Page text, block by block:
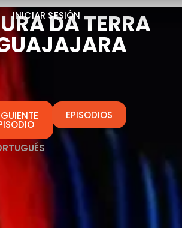
INICIAR SESIÓNDA TERRA
EPISODIOS